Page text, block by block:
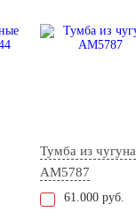
Тумба из чугуна
AM5787
61.000 руб.